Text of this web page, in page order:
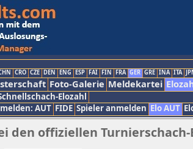
CRO CZE DEN ENG ESP FAI FIN FRA GER GRE INA ITA
Foto-Galerie Meldekartei
Elozahl
AUT FIDE Spieler anmelden Elo AUT
den offiziellen Turnierschach-